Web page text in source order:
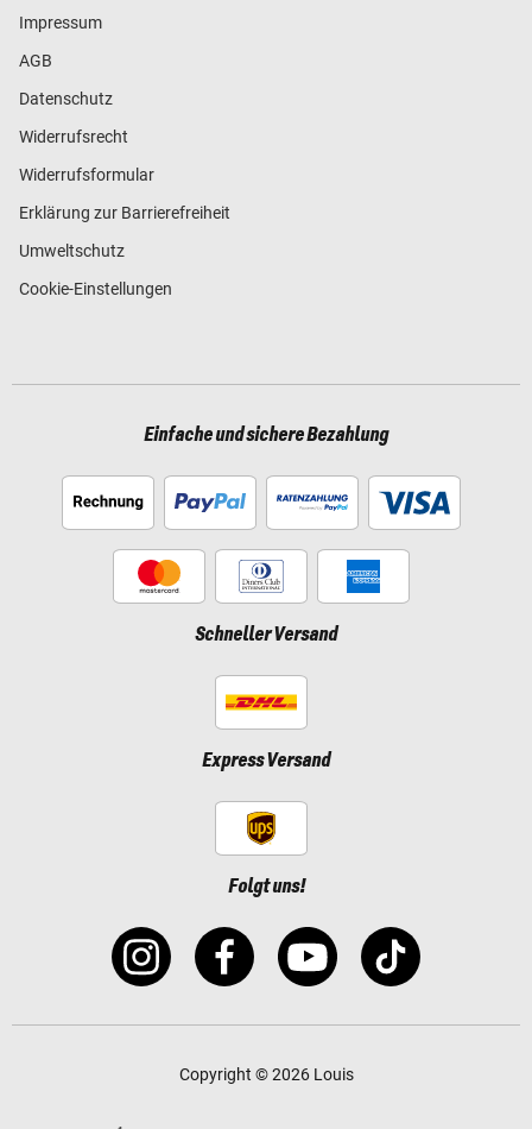
Impressum
AGB
Datenschutz
Widerrufsrecht
Widerrufsformular
Erklärung zur Barrierefreiheit
Umweltschutz
Cookie-Einstellungen
Einfache und sichere Bezahlung
Schneller Versand
Express Versand
Folgt uns!
Copyright © 2026 Louis